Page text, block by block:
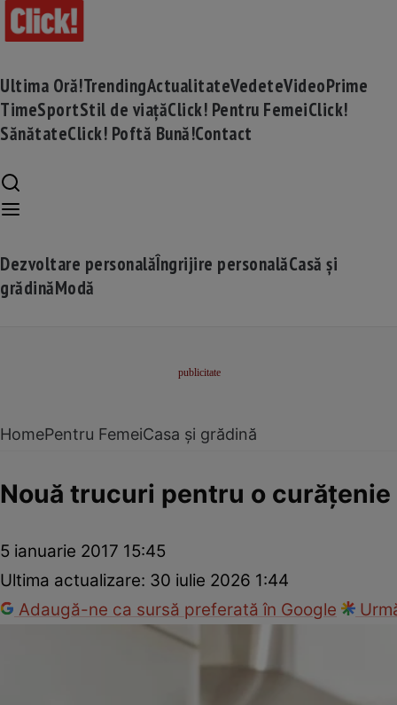
Ultima Oră!TrendingActualitateVedeteVideoPrime
TimeSportStil de viațăClick! Pentru FemeiClick!
SănătateClick! Poftă Bună!Contact
Dezvoltare personalăÎngrijire personalăCasă și
grădinăModă
HomePentru FemeiCasa și grădină
Nouă trucuri pentru o
5 ianuarie 2017 15:45
Ultima actualizare: 30 iulie 2026 1:44
Adaugă-ne ca sursă preferată în Google